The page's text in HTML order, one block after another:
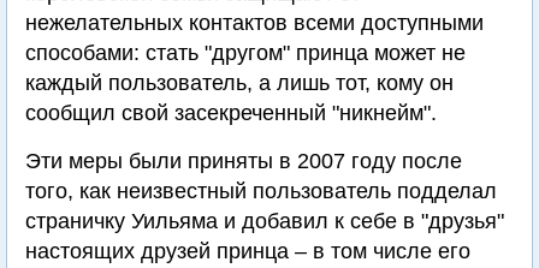
нежелательных контактов всеми доступными
способами: стать "другом" принца может не
каждый пользователь, а лишь тот, кому он
сообщил свой засекреченный "никнейм".
Эти меры были приняты в 2007 году после
того, как неизвестный пользователь подделал
страничку Уильяма и добавил к себе в "друзья"
настоящих друзей принца – в том числе его